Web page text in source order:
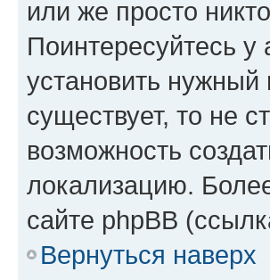
или же просто
Поинтересуйтесь у
установить нужный
существует, то не
возможность
локализацию.
сайте phpBB
Вернуться наверх